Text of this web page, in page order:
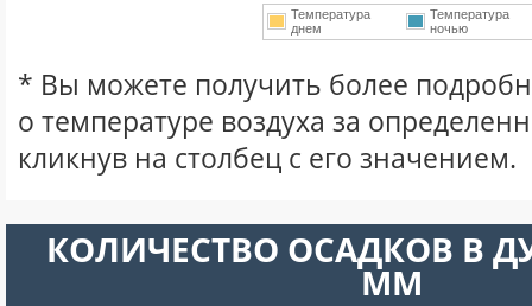
Температура
днем
Температура
ночью
* Вы можете получить более
о температуре воздуха за
кликнув на столбец с его значением.
КОЛИЧЕСТВО ОСАДКОВ В
ММ